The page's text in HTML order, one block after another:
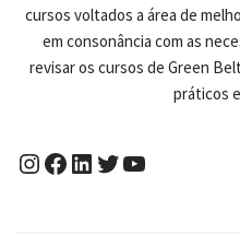
cursos voltados a área de
em consonância com as
revisar os cursos de Green
práticos